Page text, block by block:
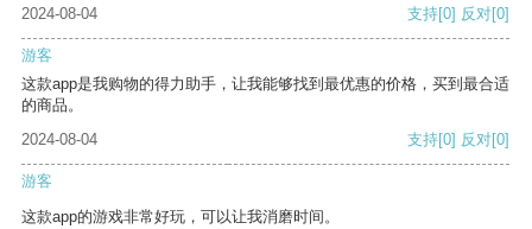
2024-08-04
支持[0] 反对[0]
游客
这款app是我购物的得力助手，让我能够找到最优惠的价格，买到最合适
的商品。
2024-08-04
支持[0] 反对[0]
游客
这款app的游戏非常好玩，可以让我消磨时间。